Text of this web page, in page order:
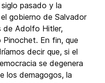
pasado y la
gobierno de Salvador
de Adolfo Hitler,
En fin, que
decir que, si el
se degenera
los demagogos, la